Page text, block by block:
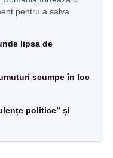
pentru a salva
lipsa de
scumpe în loc
politice” și